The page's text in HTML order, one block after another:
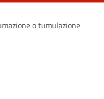
o tumulazione